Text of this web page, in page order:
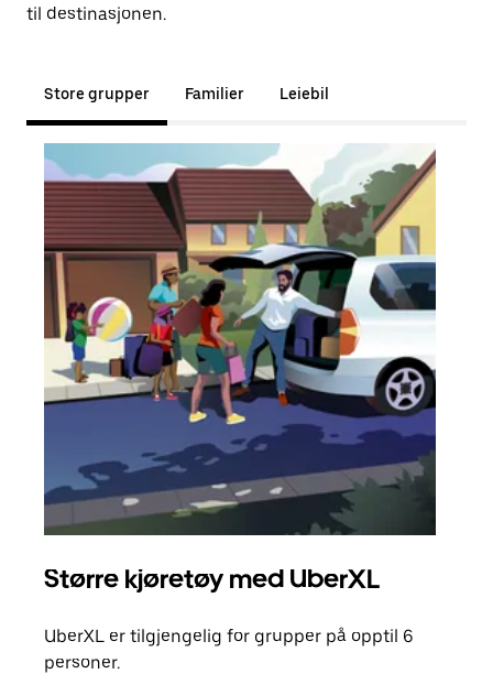
til destinasjonen.
Store grupper Familier Leiebil
Større kjøretøy med UberXL
UberXL er tilgjengelig for grupper på opptil 6
personer.